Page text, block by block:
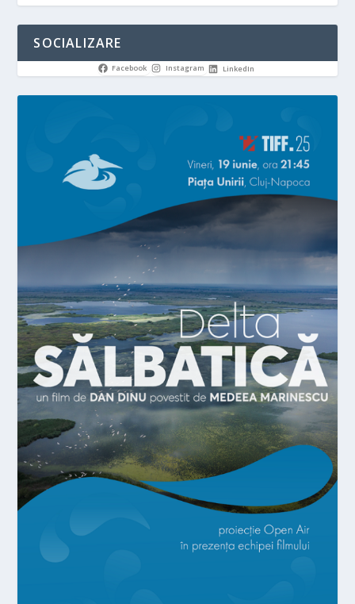
SOCIALIZARE
Facebook Instagram LinkedIn